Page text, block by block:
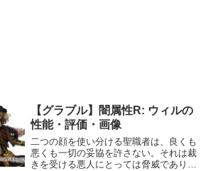
【グラブル】闇属性R: ウィルの
性能・評価・画像
二つの顔を使い分ける聖職者は、良くも
悪くも一切の妥協を許さない。それは裁
きを受ける悪人にとっては脅威であり、